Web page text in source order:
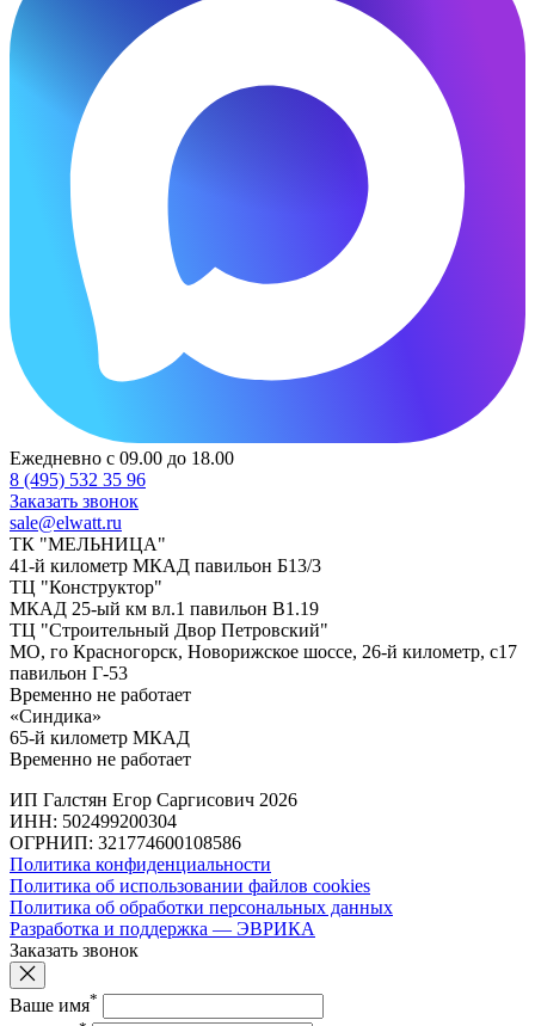
Ежедневно с 09.00 до 18.00
8 (495) 532 35 96
Заказать звонок
sale@elwatt.ru
ТК "МЕЛЬНИЦА"
41-й километр МКАД павильон Б13/3
ТЦ "Конструктор"
МКАД 25-ый км вл.1 павильон В1.19
ТЦ "Строительный Двор Петровский"
МО, го Красногорск, Новорижское шоссе, 26-й километр, с17
павильон Г-53
Временно не работает
«Синдика»
65-й километр МКАД
Временно не работает
ИП Галстян Егор Саргисович 2026
ИНН: 502499200304
ОГРНИП: 321774600108586
Политика конфиденциальности
Политика об использовании файлов cookies
Политика об обработки персональных данных
Разработка и поддержка — ЭВРИКА
Заказать звонок
Ваше имя*